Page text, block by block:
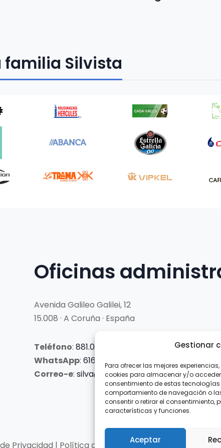
Gestionar
Para ofrecer las mejores
cookies para almacenar y/o
consentimiento de estas
comportamiento de navegación o
consentir o retirar el consentimiento,
características y funciones.
Aceptar
familia Silvista
Oficinas
Avenida Galileo Galilei, 12
15.008 · A Coruña · España
Teléfono: 881.069.303
WhatsApp: 616.897.466
Correo-e: silva@clubsilva.com
Privacidad | Política de Cookies